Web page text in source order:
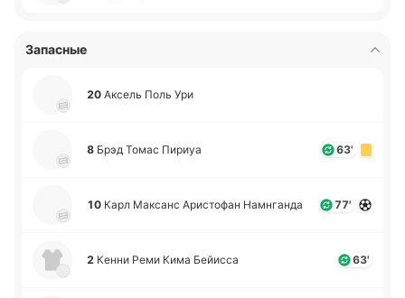
Запасные
20 Аксель Поль Ури
8 Брэд Томас Пириуа 63'
10 Карл Ма­ксанс Ари­сто­фан На­мнга­нда 77'
2 Кенни Реми Кима Бейи­сса 63'